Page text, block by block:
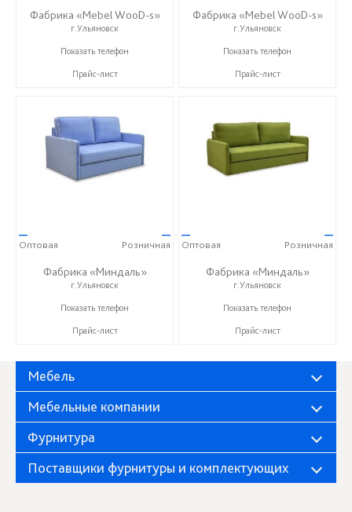
Фабрика «Mebel WooD-s»
г.Ульяновск
+7 (906) 140-08-08
Показать телефон
Прайс-лист
Фабрика «Mebel WooD-s»
г.Ульяновск
+7 (906) 140-08-08
Показать телефон
Прайс-лист
—
Оптовая
—
Розничная
Фабрика «Миндаль»
г.Ульяновск
+7 (927) 630-62-82
Показать телефон
Прайс-лист
—
Оптовая
—
Розничная
Фабрика «Миндаль»
г.Ульяновск
+7 (927) 630-62-82
Показать телефон
Прайс-лист
Мебель
Мебельные компании
Фурнитура
Поставщики фурнитуры и комплектующих